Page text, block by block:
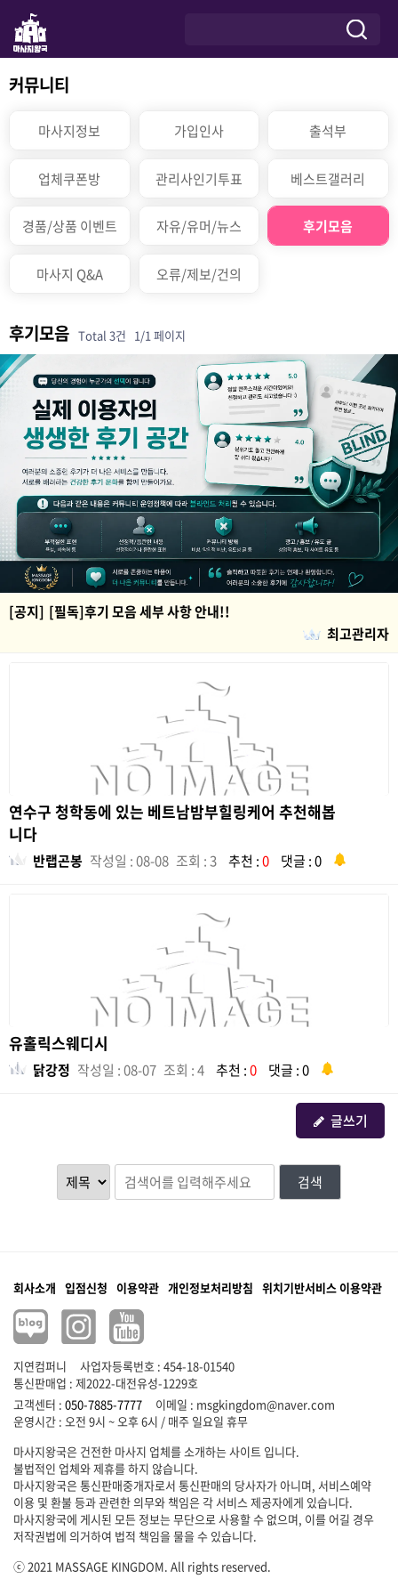
커뮤니티
마사지정보 가입인사 출석부
업체쿠폰방 관리사인기투표 베스트갤러리
경품/상품 이벤트 자유/유머/뉴스 후기모음
마사지 Q&A 오류/제보/건의
후기모음 Total 3건 1/1 페이지
[공지] [필독]후기 모음 세부 사항 안내!!
최고관리자
연수구 청학동에 있는 베트남밤부힐링케어 추천해봅
니다
반랩곤봉 작성일 : 08-08 조회 : 3 추천 :0 댓글 : 0
유홀릭스웨디시
닭강정 작성일 : 08-07 조회 : 4 추천 :0 댓글 : 0
글쓰기
검색
회사소개 입점신청 이용약관 개인정보처리방침 위치기반서비스 이용약관
지연컴퍼니
사업자등록번호 : 454-18-01540
통신판매업 : 제2022-대전유성-1229호
고객센터 : 050-7885-7777 이메일 : msgkingdom@naver.com
마사지왕국은 건전한 마사지 업체를 소개하는 사이트 입니다.
불법적인 업체와 제휴를 하지 않습니다.
마사지왕국은 통신판매중개자로서 통신판매의 당사자가 아니며, 서비스예약
이용 및 환불 등과 관련한 의무와 책임은 각 서비스 제공자에게 있습니다.
마사지왕국에 게시된 모든 정보는 무단으로 사용할 수 없으며, 이를 어길 경우
저작권법에 의거하여 법적 책임을 물을 수 있습니다.
ⓒ 2021 MASSAGE KINGDOM. All rights reserved.